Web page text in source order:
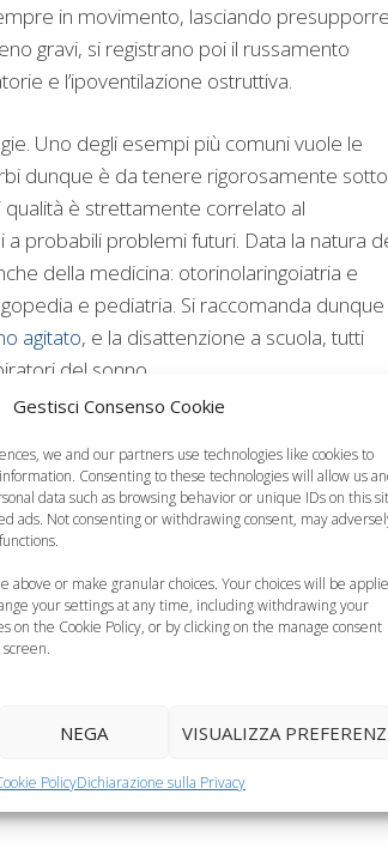
Gestisci Consenso Cookie
we and our partners use technologies like cookies to
Consenting to these technologies will allow us
data such as browsing behavior or unique IDs on this
ads. Not consenting or withdrawing consent, may
above or make granular choices. Your choices will be
your settings at any time, including withdrawing your
on the Cookie Policy, or by clicking on the manage consent
NEGA VISUALIZZA
PolicyDichiarazione sulla Privacy
in movimento, lasciando presupporre
gravi, si registrano poi il russamento
e l’ipoventilazione ostruttiva.
Uno degli esempi più comuni vuole le
dunque è da tenere rigorosamente sotto
è strettamente correlato al
a probabili problemi futuri. Data la natura
della medicina: otorinolaringoiatria e
e pediatria. Si raccomanda dunque
agitato, e la disattenzione a scuola, tutti
del sonno.
nel bambino per la
sindrome da